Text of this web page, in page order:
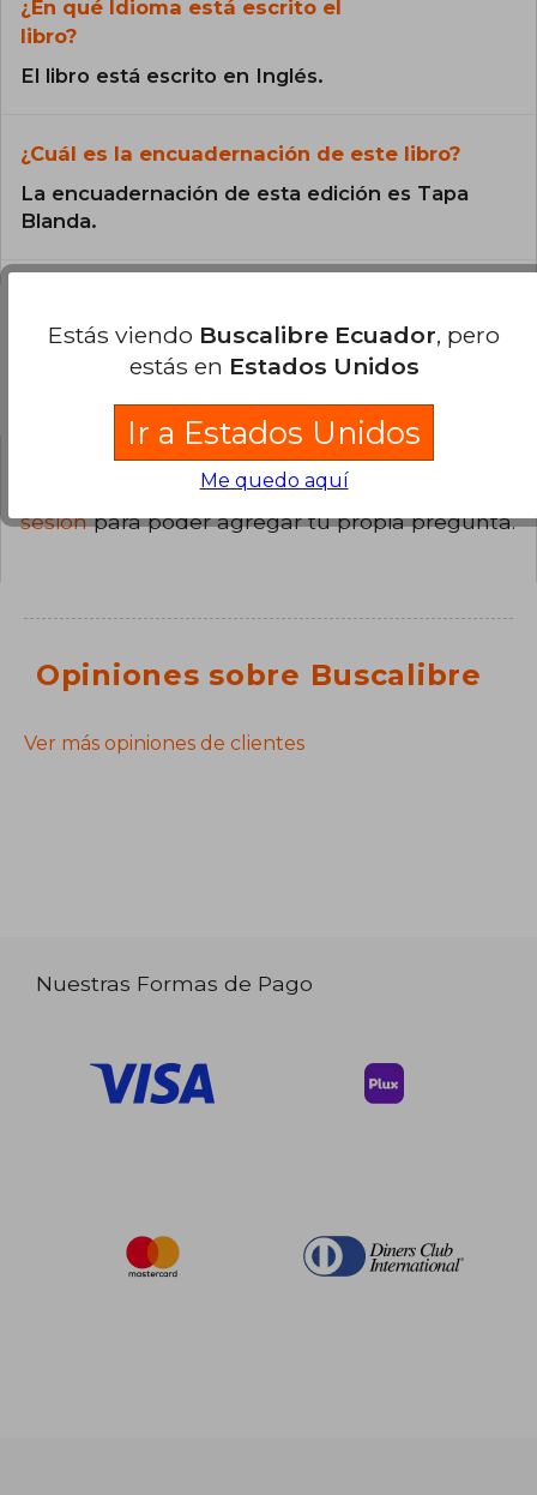
¿En qué Idioma está escrito el
libro?
El libro está escrito en Inglés.
¿Cuál es la encuadernación de este libro?
La encuadernación de esta edición es Tapa
Blanda.
Preguntas y respuestas sobre el libro
¿Tienes una pregunta sobre el libro?
sesiónpara poder agregar tu propia pregunta.
Opiniones sobre Buscalibre
Ver más opiniones de clientes
Nuestras Formas de Pago
Estás viendo Buscalibre Ecuador, pero
estás en Estados Unidos
Ir a Estados Unidos
Me quedo aquí